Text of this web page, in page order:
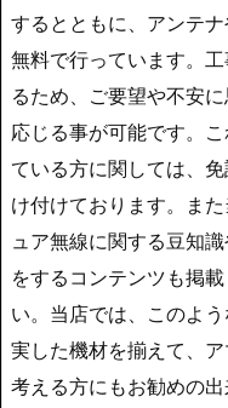
するとともに、アンテ
無料で行っています。
るため、ご要望や不安
応じる事が可能です。
ている方に関しては、
け付けております。ま
ュア無線に関する豆知
をするコンテンツも掲
い。当店では、このよ
実した機材を揃えて、
考える方にもお勧めの